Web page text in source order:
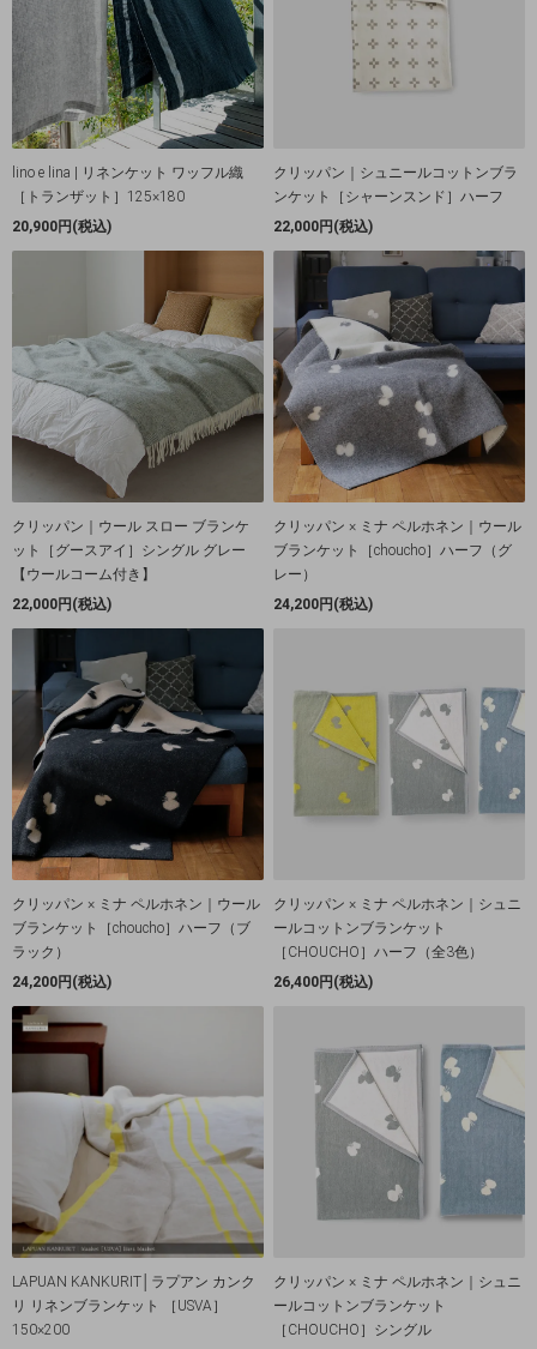
lino e lina | リネンケット ワッフル織
［トランザット］125×180
20,900円(税込)
クリッパン｜シュニールコットンブラ
ンケット［シャーンスンド］ハーフ
22,000円(税込)
クリッパン｜ウール スロー ブランケ
ット［グースアイ］シングル グレー
【ウールコーム付き】
22,000円(税込)
クリッパン × ミナ ペルホネン｜ウール
ブランケット［choucho］ハーフ（グ
レー）
24,200円(税込)
クリッパン × ミナ ペルホネン｜ウール
ブランケット［choucho］ハーフ（ブ
ラック）
24,200円(税込)
クリッパン × ミナ ペルホネン｜シュニ
ールコットンブランケット
［CHOUCHO］ハーフ（全3色）
26,400円(税込)
LAPUAN KANKURIT│ラプアン カンク
リ リネンブランケット ［USVA］
150×200
クリッパン × ミナ ペルホネン｜シュニ
ールコットンブランケット
［CHOUCHO］シングル